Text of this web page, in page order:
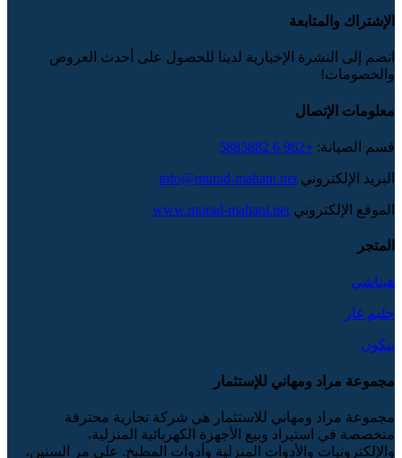
الإشتراك والمتابعة
انضم إلى النشرة الإخبارية لدينا للحصول على أحدث العروض
والخصومات!
معلومات الإتصال
قسم الصيانة: +962 6 5885882
البريد الإلكتروني info@murad-mahani.net
الموقع الإلكتروني www.murad-mahani.net
المتجر
هيتاشي
جليم غاز
بنكون
مجموعة مراد ومهاني للإستثمار
مجموعة مراد ومهاني للاستثمار هي شركة تجارية محترفة
متخصصة في استيراد وبيع الأجهزة الكهربائية المنزلية،
والإلكترونيات والأدوات المنزلية وأدوات المطبخ. على مر السنين،